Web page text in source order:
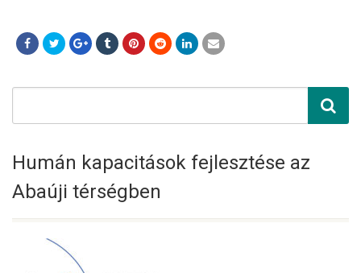
Humán kapacitások fejlesztése az
Abaúji térségben